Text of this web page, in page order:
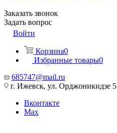
Заказать звонок
Задать вопрос
Войти
Корзина0
Избранные товары0
685747@mail.ru
г. Ижевск, ул. Орджоникидзе 5
Вконтакте
Max